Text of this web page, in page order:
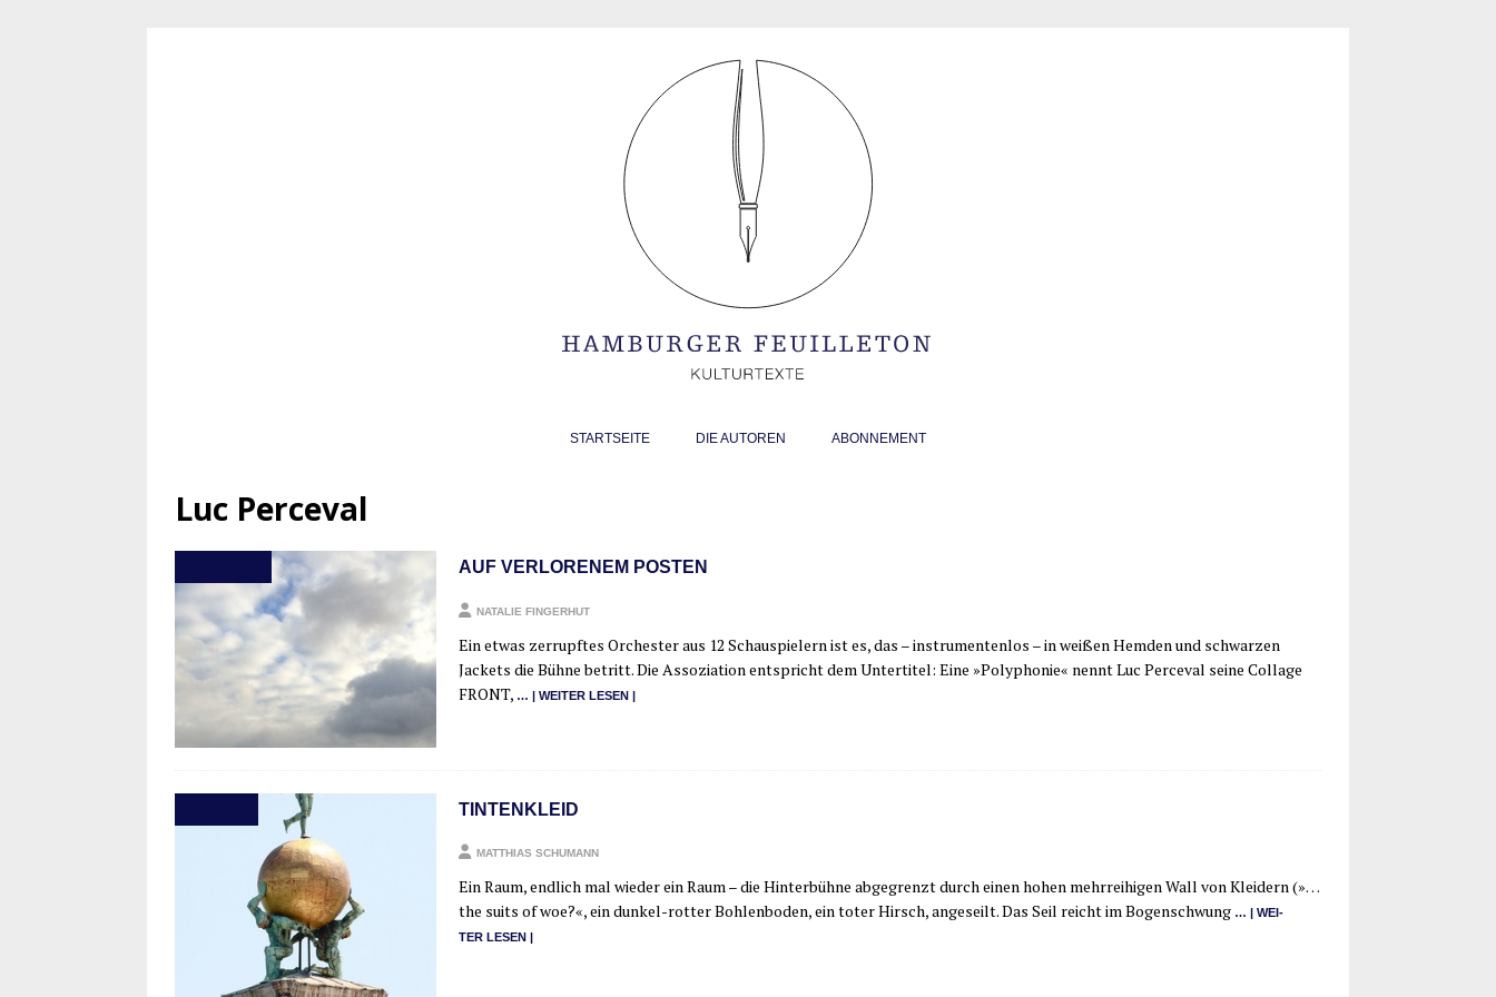
STARTSEITE DIE AUTOREN ABONNEMENT
Luc Perceval
AUF VERLORENEM POSTEN
NATALIE FINGERHUT
Ein etwas zer­rupf­tes Orches­ter aus 12 Schau­spie­lern ist es, das – instru­men­ten­los – in wei­ßen Hem­den und schwar­zen
Jackets die Büh­ne betritt. Die Asso­zia­ti­on ent­spricht dem Unter­ti­tel: Eine »Poly­pho­nie« nennt Luc Per­ce­val sei­ne Col­la­ge
FRONT, … | WEI­TER LESEN |
TINTENKLEID
MATTHIAS SCHUMANN
Ein Raum, end­lich mal wie­der ein Raum – die Hin­ter­büh­ne abge­grenzt durch einen hohen mehr­rei­hi­gen Wall von Klei­dern (»…
the suits of woe?«, ein dun­kel-rot­­ter Boh­len­bo­den, ein toter Hirsch, ange­seilt. Das Seil reicht im Bogen­schwung … | WEI­
TER LESEN |